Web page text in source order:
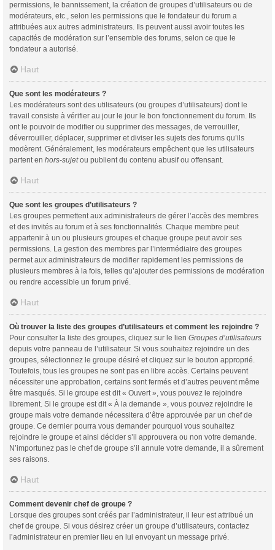
permissions, le bannissement, la création de groupes d’utilisateurs ou de
modérateurs, etc., selon les permissions que le fondateur du forum a
attribuées aux autres administrateurs. Ils peuvent aussi avoir toutes les
capacités de modération sur l’ensemble des forums, selon ce que le
fondateur a autorisé.
Haut
Que sont les modérateurs ?
Les modérateurs sont des utilisateurs (ou groupes d’utilisateurs) dont le
travail consiste à vérifier au jour le jour le bon fonctionnement du forum. Ils
ont le pouvoir de modifier ou supprimer des messages, de verrouiller,
déverrouiller, déplacer, supprimer et diviser les sujets des forums qu’ils
modèrent. Généralement, les modérateurs empêchent que les utilisateurs
partent en hors-sujetou publient du contenu abusif ou offensant.
Haut
Que sont les groupes d’utilisateurs ?
Les groupes permettent aux administrateurs de gérer l’accès des membres
et des invités au forum et à ses fonctionnalités. Chaque membre peut
appartenir à un ou plusieurs groupes et chaque groupe peut avoir ses
permissions. La gestion des membres par l’intermédiaire des groupes
permet aux administrateurs de modifier rapidement les permissions de
plusieurs membres à la fois, telles qu’ajouter des permissions de modération
ou rendre accessible un forum privé.
Haut
Où trouver la liste des groupes d’utilisateurs et comment les rejoindre ?
Pour consulter la liste des groupes, cliquez sur le lien Groupes d’utilisateurs
depuis votre panneau de l’utilisateur. Si vous souhaitez rejoindre un des
groupes, sélectionnez le groupe désiré et cliquez sur le bouton approprié.
Toutefois, tous les groupes ne sont pas en libre accès. Certains peuvent
nécessiter une approbation, certains sont fermés et d’autres peuvent même
être masqués. Si le groupe est dit « Ouvert », vous pouvez le rejoindre
librement. Si le groupe est dit « À la demande », vous pouvez rejoindre le
groupe mais votre demande nécessitera d’être approuvée par un chef de
groupe. Ce dernier pourra vous demander pourquoi vous souhaitez
rejoindre le groupe et ainsi décider s’il approuvera ou non votre demande.
N’importunez pas le chef de groupe s’il annule votre demande, il a sûrement
ses raisons.
Haut
Comment devenir chef de groupe ?
Lorsque des groupes sont créés par l’administrateur, il leur est attribué un
chef de groupe. Si vous désirez créer un groupe d’utilisateurs, contactez
l’administrateur en premier lieu en lui envoyant un message privé.